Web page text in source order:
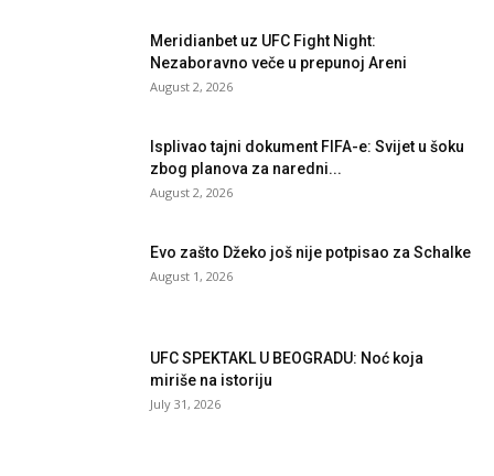
Meridianbet uz UFC Fight Night:
Nezaboravno veče u prepunoj Areni
August 2, 2026
Isplivao tajni dokument FIFA-e: Svijet u šoku
zbog planova za naredni...
August 2, 2026
Evo zašto Džeko još nije potpisao za Schalke
August 1, 2026
UFC SPEKTAKL U BEOGRADU: Noć koja
miriše na istoriju
July 31, 2026